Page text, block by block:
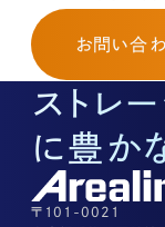
お申し込み・
03-3526-
土地活用に関
03-3526-
底地に関する
03-3526-
株式に関する
03-3526-
その他上記に
03-3526-
お問い合
ストレ
に豊か
〒101-0021